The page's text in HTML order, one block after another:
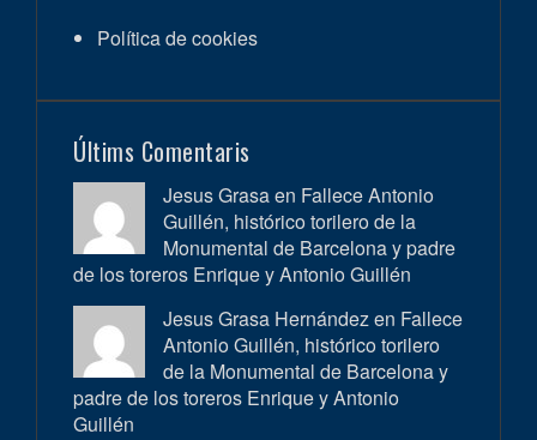
Política de cookies
Últims Comentaris
Jesus Grasa en Fallece Antonio
Guillén, histórico torilero de la
Monumental de Barcelona y padre
de los toreros Enrique y Antonio Guillén
Jesus Grasa Hernández en Fallece
Antonio Guillén, histórico torilero
de la Monumental de Barcelona y
padre de los toreros Enrique y Antonio
Guillén